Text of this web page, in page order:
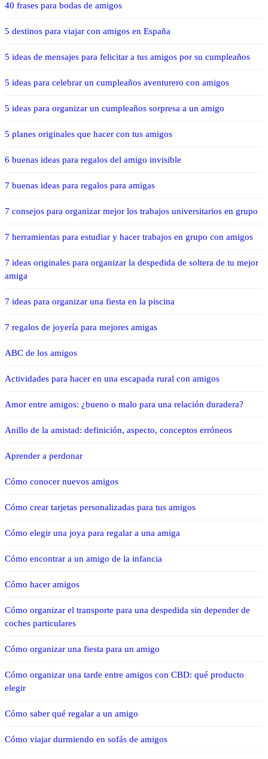
40 frases para bodas de amigos
5 destinos para viajar con amigos en España
5 ideas de mensajes para felicitar a tus amigos por su cumpleaños
5 ideas para celebrar un cumpleaños aventurero con amigos
5 ideas para organizar un cumpleaños sorpresa a un amigo
5 planes originales que hacer con tus amigos
6 buenas ideas para regalos del amigo invisible
7 buenas ideas para regalos para amigas
7 consejos para organizar mejor los trabajos universitarios en grupo
7 herramientas para estudiar y hacer trabajos en grupo con amigos
7 ideas originales para organizar la despedida de soltera de tu mejor
amiga
7 ideas para organizar una fiesta en la piscina
7 regalos de joyería para mejores amigas
ABC de los amigos
Actividades para hacer en una escapada rural con amigos
Amor entre amigos: ¿bueno o malo para una relación duradera?
Anillo de la amistad: definición, aspecto, conceptos erróneos
Aprender a perdonar
Cómo conocer nuevos amigos
Cómo crear tarjetas personalizadas para tus amigos
Cómo elegir una joya para regalar a una amiga
Cómo encontrar a un amigo de la infancia
Cómo hacer amigos
Cómo organizar el transporte para una despedida sin depender de
coches particulares
Cómo organizar una fiesta para un amigo
Cómo organizar una tarde entre amigos con CBD: qué producto
elegir
Cómo saber qué regalar a un amigo
Cómo viajar durmiendo en sofás de amigos